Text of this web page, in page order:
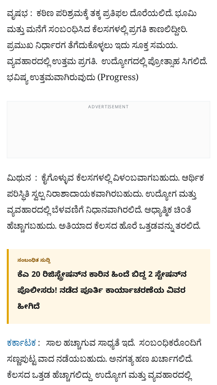
ವೃಷಭ : ಕಠಿಣ ಪರಿಶ್ರಮಕ್ಕೆ ತಕ್ಕ ಪ್ರತಿಫಲ ದೊರೆಯಲಿದೆ. ಭೂಮಿ
ಮತ್ತು ಮನೆಗೆ ಸಂಬಂಧಿಸಿದ ಕೆಲಸಗಳಲ್ಲಿ ಪ್ರಗತಿ ಕಾಣಲಿದ್ದೀರಿ.
ಪ್ರಮುಖ ನಿರ್ಧಾರಗ ತೆಗೆದುಕೊಳ್ಳಲು ಇದು ಸೂಕ್ತ ಸಮಯ.
ವ್ಯವಹಾರದಲ್ಲಿ ಉತ್ತಮ ಪ್ರಗತಿ. ಉದ್ಯೋಗದಲ್ಲಿ ಪ್ರೋತ್ಸಾಹ ಸಿಗಲಿದೆ.
ಭವಿಷ್ಯ ಉತ್ತಮವಾಗಿರುವುದು (Progress)
ADVERTISEMENT
ಮಿಥುನ : ಕೈಗೊಳ್ಳುವ ಕೆಲಸಗಳಲ್ಲಿ ವಿಳಂಬವಾಗಬಹುದು. ಆರ್ಥಿಕ
ಪರಿಸ್ಥಿತಿ ಸ್ವಲ್ಪ ನಿರಾಶಾದಾಯಕವಾಗಿರಬಹುದು. ಉದ್ಯೋಗ ಮತ್ತು
ವ್ಯವಹಾರದಲ್ಲಿ ಬೆಳವಣಿಗೆ ನಿಧಾನವಾಗಿರಲಿದೆ. ಆಧ್ಯಾತ್ಮಿಕ ಚಿಂತೆ
ಹೆಚ್ಚಾಗಬಹುದು. ಅತಿಯಾದ ಕೆಲಸದ ಹೊರೆ ಒತ್ತಡವನ್ನು ತರಲಿದೆ.
ಸಂಬಂಧಿತ ಸುದ್ದಿ
ಕೆಎ 20 ರಿಜಿಸ್ಟ್ರೇಷನ್​ನ ಕಾರಿನ ಹಿಂದೆ ಬಿದ್ದ 2 ಸ್ಟೇಷನ್​ನ
ಪೊಲೀಸರು! ನಡೆದ ಪೂರ್ತಿ ಕಾರ್ಯಾಚರಣೆಯ ವಿವರ
ಹೀಗಿದೆ
ಕರ್ಕಾಟಕ: ಸಾಲ ಹಚ್ಚಾಗುವ ಸಾಧ್ಯತೆ ಇದೆ. ಸಂಬಂಧಿಕರೊಂದಿಗೆ
ಸಣ್ಣಪುಟ್ಟ ವಾದ ನಡೆಯಬಹುದು. ಅನಗತ್ಯ ಹಣ ಖರ್ಚಾಗಲಿದೆ.
ಕೆಲಸದ ಒತ್ತಡ ಹೆಚ್ಚಾಗಲಿದ್ದು ಉದ್ಯೋಗ ಮತ್ತು ವ್ಯವಹಾರದಲ್ಲಿ